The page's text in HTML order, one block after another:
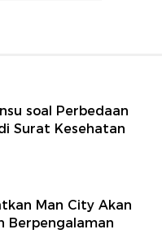
soal Perbedaan
Surat Kesehatan
Man City Akan
Berpengalaman